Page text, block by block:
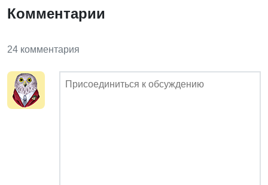
Комментарии
24 комментария